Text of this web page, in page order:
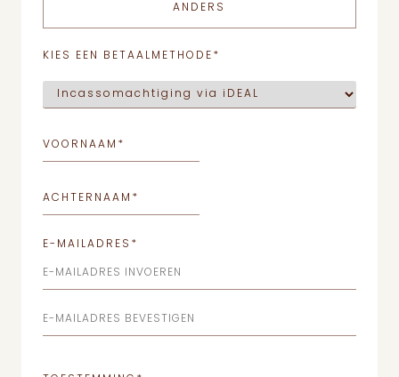
ANDERS
KIES EEN BETAALMETHODE *
VOORNAAM *
ACHTERNAAM *
E-MAILADRES *